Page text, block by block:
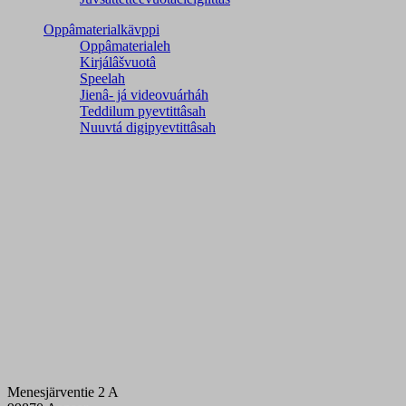
Oppâmaterialkävppi
Oppâmaterialeh
Kirjálâšvuotâ
Speelah
Jienâ- já videovuárháh
Teddilum pyevtittâsah
Nuuvtá digipyevtittâsah
Menesjärventie 2 A